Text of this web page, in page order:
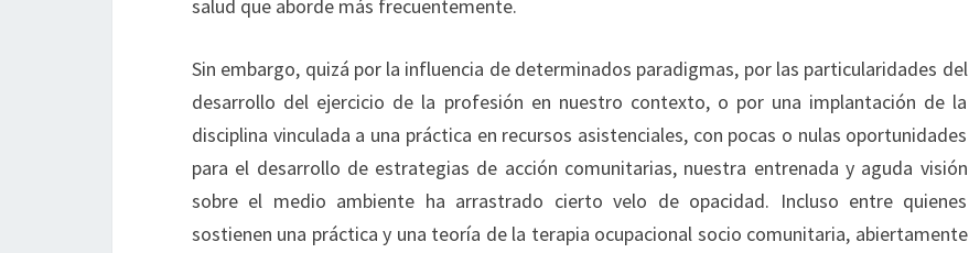
salud que aborde más frecuentemente.
Sin embargo, quizá por la influencia de determinados paradigmas, por las particularidades del
desarrollo del ejercicio de la profesión en nuestro contexto, o por una implantación de la
disciplina vinculada a una práctica en recursos asistenciales, con pocas o nulas oportunidades
para el desarrollo de estrategias de acción comunitarias, nuestra entrenada y aguda visión
sobre el medio ambiente ha arrastrado cierto velo de opacidad. Incluso entre quienes
sostienen una práctica y una teoría de la terapia ocupacional socio comunitaria, abiertamente